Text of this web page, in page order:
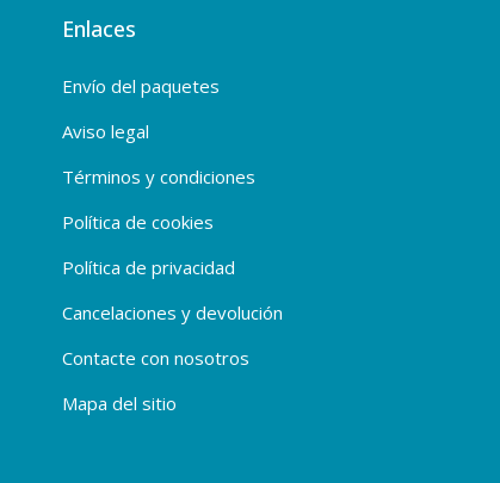
Enlaces
Envío del paquetes
Aviso legal
Términos y condiciones
Política de cookies
Política de privacidad
Cancelaciones y devolución
Contacte con nosotros
Mapa del sitio